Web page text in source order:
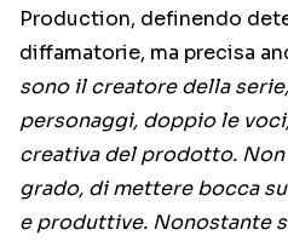
Production, definendo
diffamatorie, ma precisa
sono il creatore della
personaggi, doppio le
creativa del prodotto. Non
grado, di mettere bocca
e produttive. Nonostante